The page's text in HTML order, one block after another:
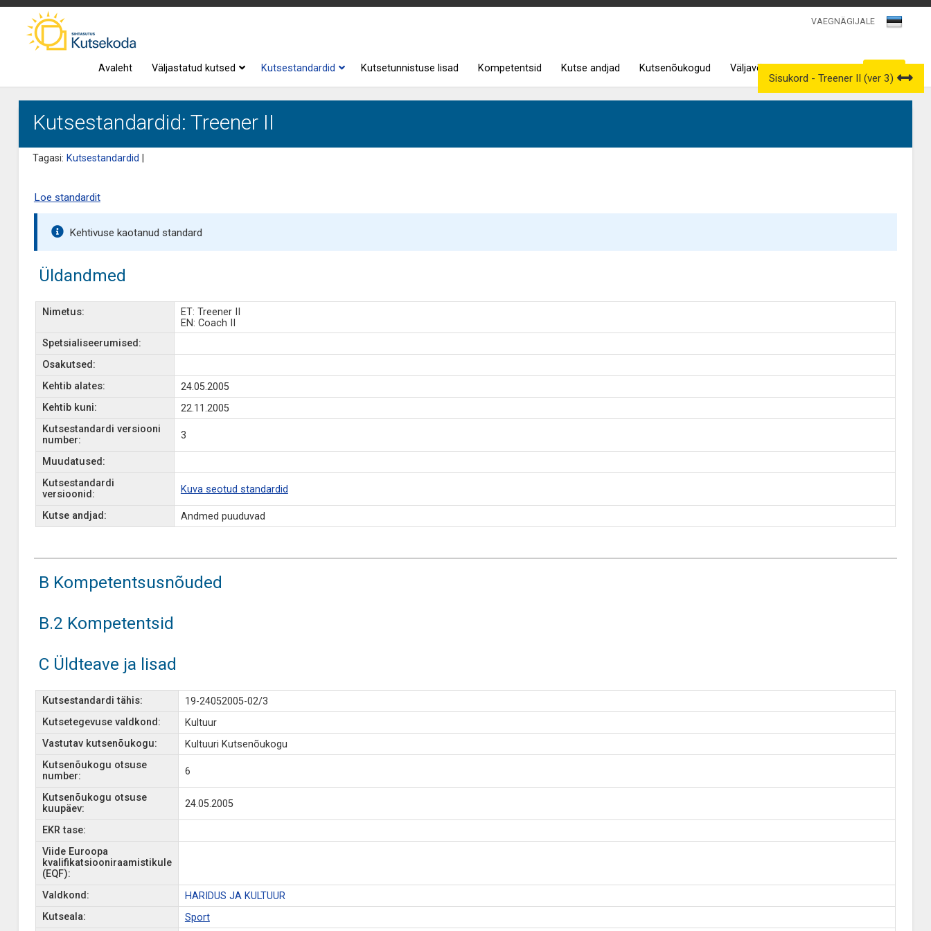
VAEGNÄGIJALE
Avaleht Väljastatud kutsed Kutsestandardid Kutsetunnistuse lisad Kompetentsid Kutse andjad Kutsenõukogud Väljavõtted kutseregistrist
Kutsestandardid: Treener II
Tagasi: Kutsestandardid
Sisukord - Treener II (ver 3)
Loe standardit
Kehtivuse kaotanud standard
Üldandmed
Nimetus:
ET: Treener II
EN: Coach II
Spetsialiseerumised:
Osakutsed:
Kehtib alates:
24.05.2005
Kehtib kuni:
22.11.2005
Kutsestandardi versiooni
number:
3
Muudatused:
Kutsestandardi
versioonid:
Kuva seotud standardid
Kutse andjad: Andmed puuduvad
B Kompetentsusnõuded
B.2 Kompetentsid
C Üldteave ja lisad
Kutsestandardi tähis:
19-24052005-02/3
Kutsetegevuse valdkond:
Kultuur
Vastutav kutsenõukogu:
Kultuuri Kutsenõukogu
Kutsenõukogu otsuse
number:
6
Kutsenõukogu otsuse
kuupäev:
24.05.2005
EKR tase:
Viide Euroopa
kvalifikatsiooniraamistikule
(EQF):
Valdkond:
HARIDUS JA KULTUUR
Kutseala:
Sport